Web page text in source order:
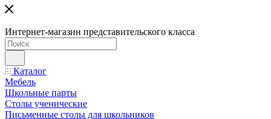
Интернет-магазин представительского класса
Каталог
Мебель
Школьные парты
Столы ученические
Письменные столы для школьников